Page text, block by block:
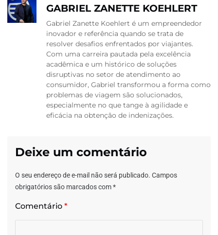
GABRIEL ZANETTE KOEHLERT
Gabriel Zanette Koehlert é um empreendedor
inovador e referência quando se trata de
resolver desafios enfrentados por viajantes.
Com uma carreira pautada pela excelência
acadêmica e um histórico de soluções
disruptivas no setor de atendimento ao
consumidor, Gabriel transformou a forma como
problemas de viagem são solucionados,
especialmente no que tange à agilidade e
eficácia na obtenção de indenizações.
Deixe um comentário
O seu endereço de e-mail não será publicado. Campos
obrigatórios são marcados com*
Comentário *